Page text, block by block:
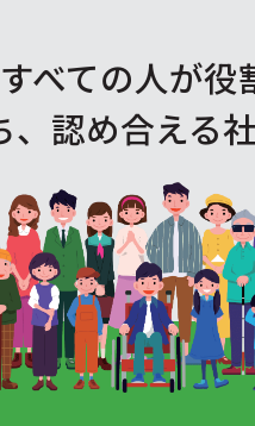
すべての人が役
、認め合える社